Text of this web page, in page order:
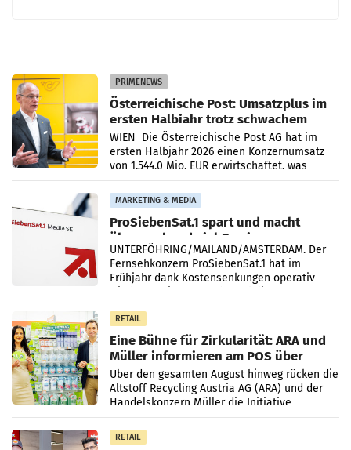
PRIMENEWS
Österreichische Post: Umsatzplus im
ersten Halbjahr trotz schwachem
Briefgeschäft
WIEN Die Österreichische Post AG hat im
ersten Halbjahr 2026 einen Konzernumsatz
von 1.544,0 Mio. EUR erwirtschaftet, was
einem Plus von 3,8 Prozent gegenüber dem
Vergleichszeitraum
MARKETING & MEDIA
ProSiebenSat.1 spart und macht
überraschend viel Gewinn
UNTERFÖHRING/MAILAND/AMSTERDAM. Der
Fernsehkonzern ProSiebenSat.1 hat im
Frühjahr dank Kostensenkungen operativ
RETAIL
Eine Bühne für Zirkularität: ARA und
Müller informieren am POS über
Kreislauffähigkeit
Über den gesamten August hinweg rücken die
Altstoff Recycling Austria AG (ARA) und der
Handelskonzern Müller die Initiative
„Kreislauf-Helden“ in allen österreichischen
Müller-Filialen
RETAIL